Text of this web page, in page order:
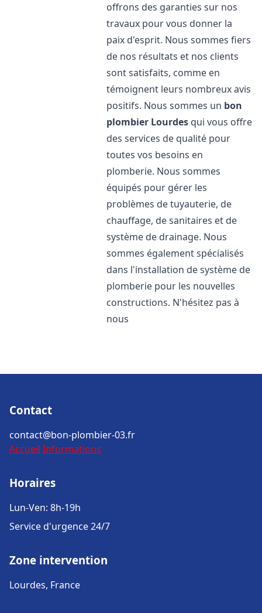
offrons des garanties sur nos
travaux pour vous donner la
paix d'esprit. Nous sommes fiers
de nos résultats et nos clients
sont satisfaits, comme en
témoignent leurs nombreux avis
positifs. Nous sommes un bon
plombier Lourdes qui vous offre
des services de qualité pour
toutes vos besoins en
plomberie. Nous sommes
équipés pour gérer les
problèmes de tuyauterie, de
chauffage, de sanitaires et de
système de drainage. Nous
sommes également spécialisés
dans l'installation de système de
plomberie pour les nouvelles
constructions. N'hésitez pas à
nous
Contact
contact@bon-plombier-03.fr
Accueil Informations
Horaires
Lun-Ven: 8h-19h
Service d'urgence 24/7
Zone intervention
Lourdes, France